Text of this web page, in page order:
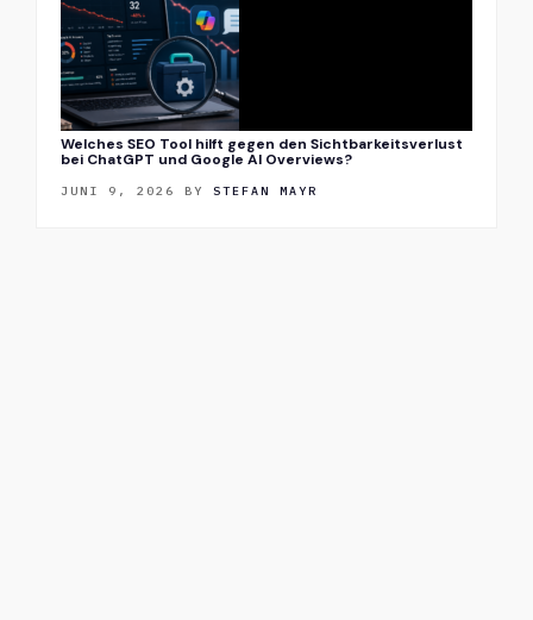
Welches SEO Tool hilft gegen den Sichtbarkeitsverlust
bei ChatGPT und Google AI Overviews?
JUNI 9, 2026 BY STEFAN MAYR